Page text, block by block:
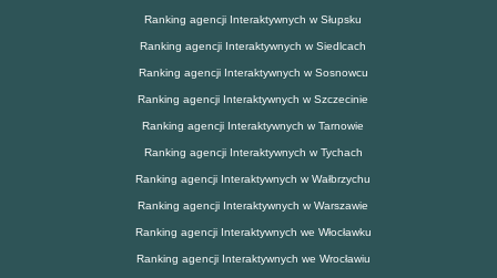
Ranking agencji Interaktywnych w Słupsku
Ranking agencji Interaktywnych w Siedlcach
Ranking agencji Interaktywnych w Sosnowcu
Ranking agencji Interaktywnych w Szczecinie
Ranking agencji Interaktywnych w Tarnowie
Ranking agencji Interaktywnych w Tychach
Ranking agencji Interaktywnych w Wałbrzychu
Ranking agencji Interaktywnych w Warszawie
Ranking agencji Interaktywnych we Włocławku
Ranking agencji Interaktywnych we Wrocławiu